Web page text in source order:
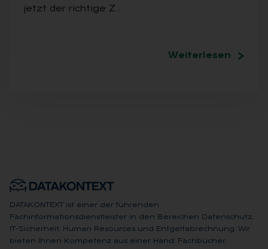
jetzt der richtige Z…
Weiterlesen
DATAKONTEXT ist einer der führenden
Fachinformationsdienstleister in den Bereichen Datenschutz,
IT-Sicherheit, Human Resources und Entgeltabrechnung. Wir
bieten Ihnen Kompetenz aus einer Hand: Fachbücher,